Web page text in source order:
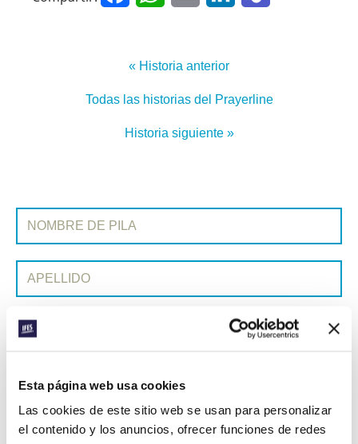
Esta página web usa cookies
Las cookies de este sitio web se usan para personalizar
el contenido y los anuncios, ofrecer funciones de redes
« Historia anterior
Todas las historias del Prayerline
Historia siguiente »
SUSCRIBIRSE A PRAYERLINE
Nombre de pila:
Apellido:
Correo electrónico:
ENVIAR
Cada semana, IFES envía un breve correo electrónico con historias